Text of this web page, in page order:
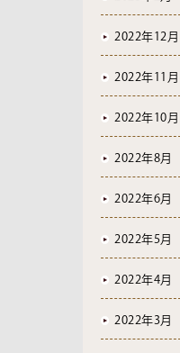
2022年12月
2022年11月
2022年10月
2022年8月
2022年6月
2022年5月
2022年4月
2022年3月